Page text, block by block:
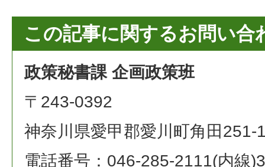
この記事に関するお問い合
政策秘書課 企画政策班
〒243-0392
神奈川県愛甲郡愛川町角田251-
電話番号：046-285-2111(内線